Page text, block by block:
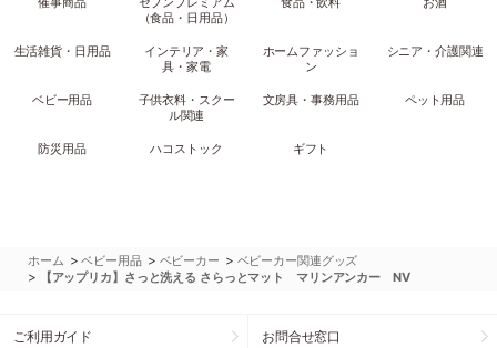
（食品・日用品）
生活雑貨・日用品
インテリア・家
具・家電
ホームファッショ
ン
シニア・介護関連
ベビー用品
子供衣料・スクー
ル関連
文房具・事務用品 ペット用品
防災用品 ハコストック ギフト
ホーム >ベビー用品 > ベビーカー > ベビーカー関連グッズ
> 【アップリカ】さっと洗える さらっとマット マリンアンカー NV
ご利用ガイド お問合せ窓口